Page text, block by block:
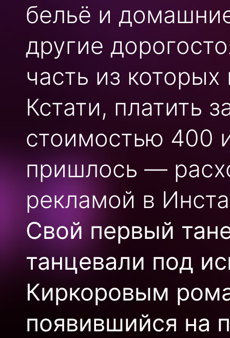
бельё и
другие
часть из
Кстати, платить
стоимостью 400
пришлось —
рекламой в
Свой первый
танцевали под
Киркоровым
появившийся на